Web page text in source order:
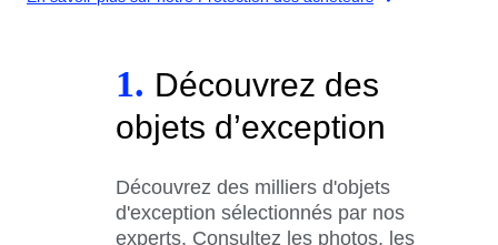
1. Découvrez des
objets d’exception
Découvrez des milliers d'objets
d'exception sélectionnés par nos
experts. Consultez les photos, les